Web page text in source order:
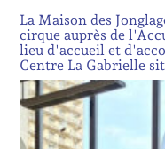
La Maison des
cirque auprès de
lieu d'accueil et
Centre La Gabrielle